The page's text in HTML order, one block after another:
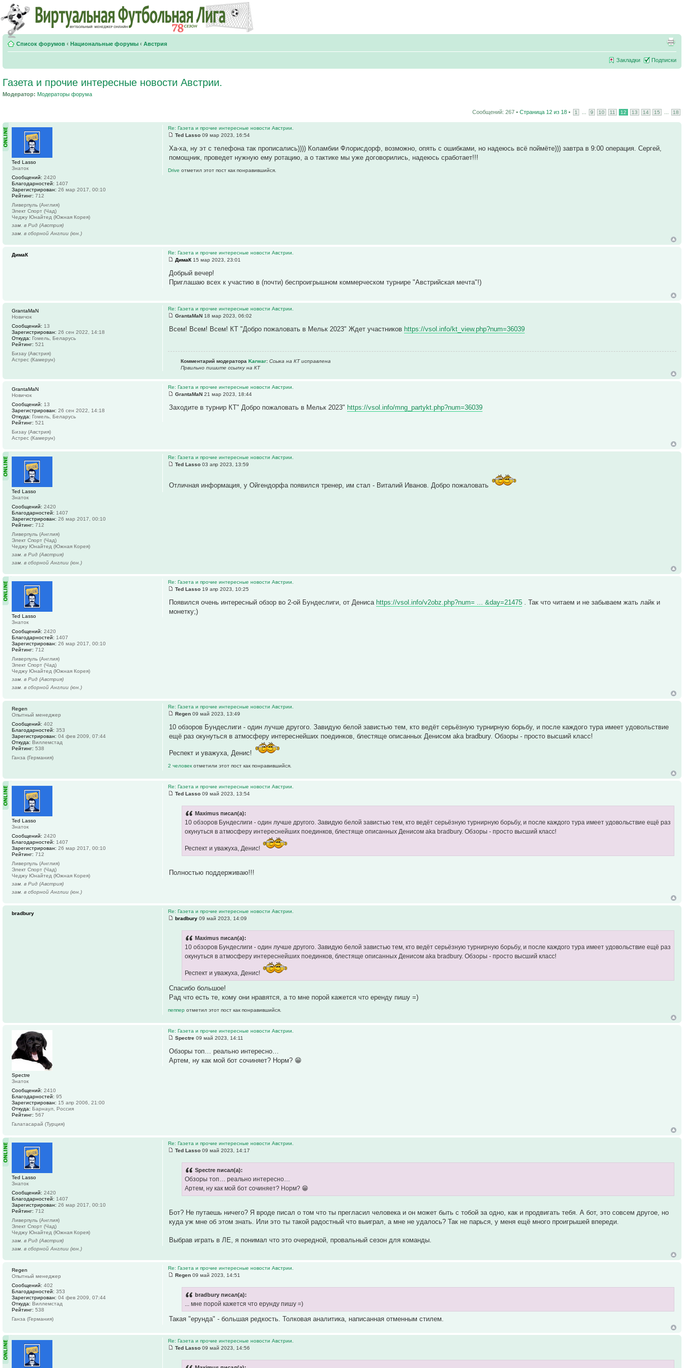
Список форумов ‹ Национальные форумы ‹ Австрия
Закладки Подписки
Газета и прочие интересные новости Австрии.
Модератор: Модераторы форума
Сообщений: 267 • Страница 12 из 18 • 1 9 10 11 12 13 14 15 18
Re: Газета и прочие интересные новости Австрии.
Ted Lasso 09 мар 2023, 16:54
Ха-ха, ну эт с телефона так прописались)))) Коламбии Флорисдорф, возможно, опять с ошибками, но надеюсь всё поймёте))) завтра в 9:00 операция. Сергей,
помощник, проведет нужную ему ротацию, а о тактике мы уже договорились, надеюсь сработает!!!
Driveотметил этот пост как понравившийся.
Ted Lasso
Знаток
Сообщений: 2420
Благодарностей: 1407
Зарегистрирован: 26 мар 2017, 00:10
Рейтинг: 712
Ливерпуль (Англия)
Элект Спорт (Чад)
Чеджу Юнайтед (Южная Корея)
зам. в Рид (Австрия)
зам. в сборной Англии (юн.)
Re: Газета и прочие интересные новости Австрии.
ДимаК 15 мар 2023, 23:01
Добрый вечер!
Приглашаю всех к участию в (почти) беспроигрышном коммерческом турнире "Австрийская мечта"!)
ДимаК
Re: Газета и прочие интересные новости Австрии.
GrantaMaN 18 мар 2023, 06:02
Всем! Всем! Всем! КТ "Добро пожаловать в Мельк 2023" Ждет участников https://vsol.info/kt_view.php?num=36039
Комментарий модератораKarwar: Ссыка на КТ исправлена
Првильно пишите ссылку на КТ
GrantaMaN
Новичок
Сообщений: 13
Зарегистрирован: 26 сен 2022, 14:18
Откуда: Гомель, Беларусь
Рейтинг: 521
Бизау (Австрия)
Астрес (Камерун)
Re: Газета и прочие интересные новости Австрии.
GrantaMaN 21 мар 2023, 18:44
Заходите в турнир КТ" Добро пожаловать в Мельк 2023" https://vsol.info/mng_partykt.php?num=36039
GrantaMaN
Новичок
Сообщений: 13
Зарегистрирован: 26 сен 2022, 14:18
Откуда: Гомель, Беларусь
Рейтинг: 521
Бизау (Австрия)
Астрес (Камерун)
Re: Газета и прочие интересные новости Австрии.
Ted Lasso 03 апр 2023, 13:59
Отличная информация, у Ойгендорфа появился тренер, им стал - Виталий Иванов. Добро пожаловать
Ted Lasso
Знаток
Сообщений: 2420
Благодарностей: 1407
Зарегистрирован: 26 мар 2017, 00:10
Рейтинг: 712
Ливерпуль (Англия)
Элект Спорт (Чад)
Чеджу Юнайтед (Южная Корея)
зам. в Рид (Австрия)
зам. в сборной Англии (юн.)
Re: Газета и прочие интересные новости Австрии.
Ted Lasso 19 апр 2023, 10:25
Появился очень интересный обзор во 2-ой Бундеслиги, от Дениса https://vsol.info/v2obz.php?num= ... &day=21475 . Так что читаем и не забываем жать лайк и
монетку;)
Ted Lasso
Знаток
Сообщений: 2420
Благодарностей: 1407
Зарегистрирован: 26 мар 2017, 00:10
Рейтинг: 712
Ливерпуль (Англия)
Элект Спорт (Чад)
Чеджу Юнайтед (Южная Корея)
зам. в Рид (Австрия)
зам. в сборной Англии (юн.)
Re: Газета и прочие интересные новости Австрии.
Regen 09 май 2023, 13:49
10 обзоров Бундеслиги - один лучше другого. Завидую белой завистью тем, кто ведёт серьёзную турнирную борьбу, и после каждого тура имеет удовольствие
ещё раз окунуться в атмосферу интереснейших поединков, блестяще описанных Денисом aka bradbury. Обзоры - просто высший класс!
Респект и уважуха, Денис!
2 человекотметили этот пост как понравившийся.
Regen
Опытный менеджер
Сообщений: 402
Благодарностей: 353
Зарегистрирован: 04 фев 2009, 07:44
Откуда: Виллемстад
Рейтинг: 538
Ганза (Германия)
Re: Газета и прочие интересные новости Австрии.
Ted Lasso 09 май 2023, 13:54
Maximus писал(а):
10 обзоров Бундеслиги - один лучше другого. Завидую белой завистью тем, кто ведёт серьёзную турнирную борьбу, и после каждого тура имеет удовольствие ещё раз
окунуться в атмосферу интереснейших поединков, блестяще описанных Денисом aka bradbury. Обзоры - просто высший класс!
Респект и уважуха, Денис!
Полностью поддерживаю!!!
Ted Lasso
Знаток
Сообщений: 2420
Благодарностей: 1407
Зарегистрирован: 26 мар 2017, 00:10
Рейтинг: 712
Ливерпуль (Англия)
Элект Спорт (Чад)
Чеджу Юнайтед (Южная Корея)
зам. в Рид (Австрия)
зам. в сборной Англии (юн.)
Re: Газета и прочие интересные новости Австрии.
bradbury 09 май 2023, 14:09
Maximus писал(а):
10 обзоров Бундеслиги - один лучше другого. Завидую белой завистью тем, кто ведёт серьёзную турнирную борьбу, и после каждого тура имеет удовольствие ещё раз
окунуться в атмосферу интереснейших поединков, блестяще описанных Денисом aka bradbury. Обзоры - просто высший класс!
Респект и уважуха, Денис!
Спасибо большое!
Рад что есть те, кому они нравятся, а то мне порой кажется что еренду пишу =)
пепперотметил этот пост как понравившийся.
bradbury
Re: Газета и прочие интересные новости Австрии.
Spectre 09 май 2023, 14:11
Обзоры топ… реально интересно…
Артем, ну как мой бот сочиняет? Норм? 😁
Spectre
Знаток
Сообщений: 2410
Благодарностей: 95
Зарегистрирован: 15 апр 2006, 21:00
Откуда: Барнаул, Россия
Рейтинг: 567
Галатасарай (Турция)
Re: Газета и прочие интересные новости Австрии.
Ted Lasso 09 май 2023, 14:17
Spectre писал(а):
Обзоры топ… реально интересно…
Артем, ну как мой бот сочиняет? Норм? 😁
Бот? Не путаешь ничего? Я вроде писал о том что ты прегласил человека и он может быть с тобой за одно, как и продвигать тебя. А бот, это совсем другое, но
куда уж мне об этом знать. Или это ты такой радостный что выиграл, а мне не удалось? Так не парься, у меня ещё много проигрышей впереди.
Выбрав играть в ЛЕ, я понимал что это очередной, провальный сезон для команды.
Ted Lasso
Знаток
Сообщений: 2420
Благодарностей: 1407
Зарегистрирован: 26 мар 2017, 00:10
Рейтинг: 712
Ливерпуль (Англия)
Элект Спорт (Чад)
Чеджу Юнайтед (Южная Корея)
зам. в Рид (Австрия)
зам. в сборной Англии (юн.)
Re: Газета и прочие интересные новости Австрии.
Regen 09 май 2023, 14:51
bradbury писал(а):
... мне порой кажется что ерунду пишу =)
Такая "ерунда" - большая редкость. Толковая аналитика, написанная отменным стилем.
Regen
Опытный менеджер
Сообщений: 402
Благодарностей: 353
Зарегистрирован: 04 фев 2009, 07:44
Откуда: Виллемстад
Рейтинг: 538
Ганза (Германия)
Re: Газета и прочие интересные новости Австрии.
Ted Lasso 09 май 2023, 14:56